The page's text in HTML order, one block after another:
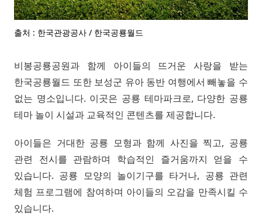
출처 : 한국관광공사 / 한국공룡월드
비봉공룡공원과 함께 아이들의 뜨거운 사랑을 받는
한국공룡월드 또한 보성군 유아 동반 여행에서 빼놓을 수
없는 명소입니다. 이곳은 공룡 테마파크로, 다양한 공룡
테마 놀이 시설과 교육적인 콘텐츠를 제공합니다.
아이들은 거대한 공룡 모형과 함께 사진을 찍고, 공룡
관련 전시를 관람하며 학습적인 즐거움까지 얻을 수
있습니다. 공룡 모양의 놀이기구를 타거나, 공룡 관련
체험 프로그램에 참여하며 아이들의 오감을 만족시킬 수
있습니다.